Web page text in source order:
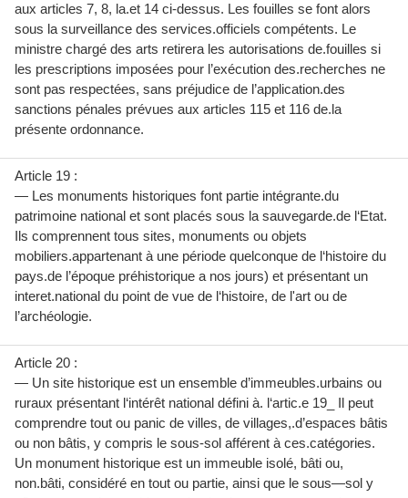
aux articles 7, 8, la.et 14 ci-dessus. Les fouilles se font alors
sous la surveillance des services.officiels compétents. Le
ministre chargé des arts retirera les autorisations de.fouilles si
les prescriptions imposées pour l’exécution des.recherches ne
sont pas respectées, sans préjudice de l’application.des
sanctions pénales prévues aux articles 115 et 116 de.la
présente ordonnance.
Article 19 :
— Les monuments historiques font partie intégrante.du
patrimoine national et sont placés sous la sauvegarde.de l‘Etat.
Ils comprennent tous sites, monuments ou objets
mobiliers.appartenant à une période quelconque de l‘histoire du
pays.de l’époque préhistorique a nos jours) et présentant un
interet.national du point de vue de l‘histoire, de l'art ou de
l’archéologie.
Article 20 :
— Un site historique est un ensemble d’immeubles.urbains ou
ruraux présentant l‘intérêt national défini à. l‘artic.e 19_ Il peut
comprendre tout ou panic de villes, de villages,.d’espaces bâtis
ou non bâtis, y compris le sous-sol afférent à ces.catégories.
Un monument historique est un immeuble isolé, bâti ou,
non.bâti, considéré en tout ou partie, ainsi que le sous—sol y